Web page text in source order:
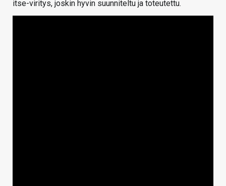
itse-viritys, joskin hyvin suunniteltu ja toteutettu.